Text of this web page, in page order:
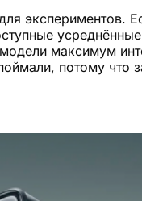
экспериментов.
максимум
потому что